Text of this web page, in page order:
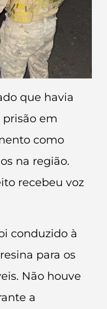
que havia
em
como
na região.
recebeu voz
conduzido à
para os
Não houve
a